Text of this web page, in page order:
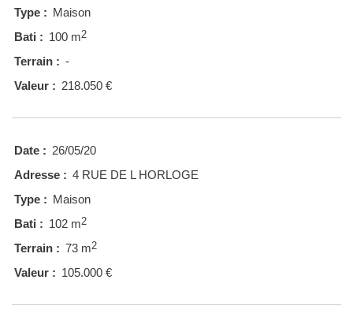
Type : Maison
Bati : 100 m2
Terrain : -
Valeur : 218.050 €
Date : 26/05/20
Adresse : 4 RUE DE L HORLOGE
Type : Maison
Bati : 102 m2
Terrain : 73 m2
Valeur : 105.000 €